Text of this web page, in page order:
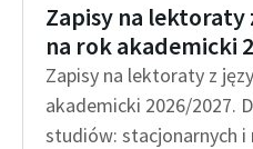
Zapisy na lektoraty
na rok akademicki
Zapisy na lektoraty z
akademicki 2026/2027.
studiów: stacjonarnych i